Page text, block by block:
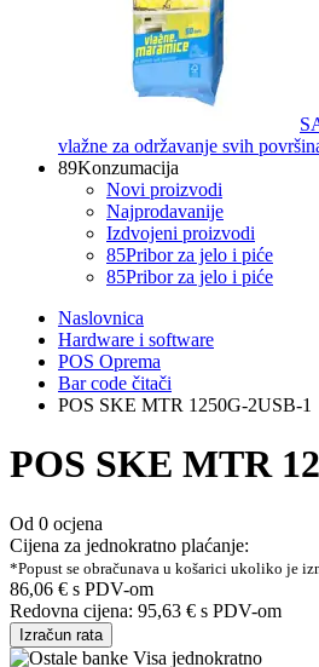
vlažne za održavanje svih
89Konzumacija
Novi proizvodi
Najprodavanije
Izdvojeni proizvodi
85Pribor za jelo i piće
85Pribor za jelo i piće
Naslovnica
Hardware i software
POS Oprema
Bar code čitači
POS SKE MTR 1250G-2USB-1
POS SKE MTR
Od 0 ocjena
Cijena za jednokratno plaćanje:
*Popust se obračunava u košarici ukoliko je
86,06 € s PDV-om
Redovna cijena: 95,63 € s PDV-om
Izračun rata